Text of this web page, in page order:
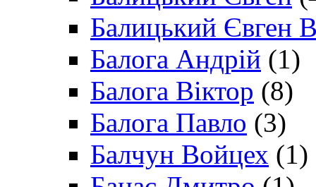
Балицький Євген
Балога Андрій (1)
Балога Віктор (8)
Балога Павло (3)
Балчун Войцех (1)